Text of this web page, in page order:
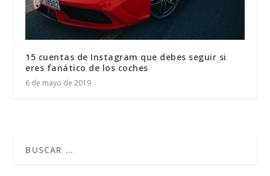
15 cuentas de Instagram que debes seguir si
eres fanático de los coches
6 de mayo de 2019